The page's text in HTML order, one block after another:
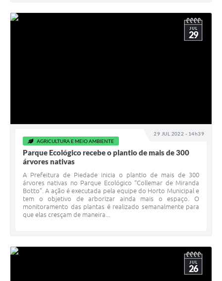
29 JUL 2022 - 14h39
JUL
29
AGRICULTURA E MEIO AMBIENTE
Parque Ecológico recebe o plantio de mais de 300
árvores nativas
A Prefeitura de Piedade inicia o plantio de mais de 300
árvores nativas no Parque Ecológico “Collemar de Miranda
Botto”. A ação é executada pela equipe do Horto Municipal e
tem o objetivo de arborizar ainda mais o espaço. O
monitoramento das plantas é realizado semanalmente para
que elas cresçam de maneira...
JUL
26